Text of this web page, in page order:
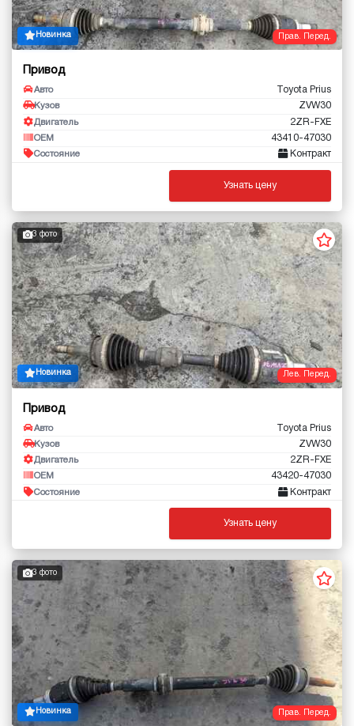
Прав. Перед.
Новинка
Привод
Авто Toyota Prius
Кузов ZVW30
Двигатель 2ZR-FXE
OEM 43410-47030
Состояние Контракт
Узнать цену
Лев. Перед.
3 фото
Новинка
Привод
Авто Toyota Prius
Кузов ZVW30
Двигатель 2ZR-FXE
OEM 43420-47030
Состояние Контракт
Узнать цену
Прав. Перед.
3 фото
Новинка